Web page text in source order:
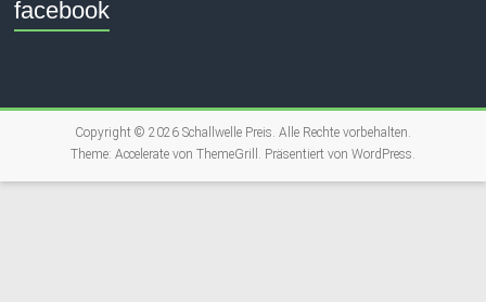
facebook
Copyright © 2026 Schallwelle Preis. Alle Rechte vorbehalten.
Theme: Acceleratevon ThemeGrill. Präsentiert von WordPress.